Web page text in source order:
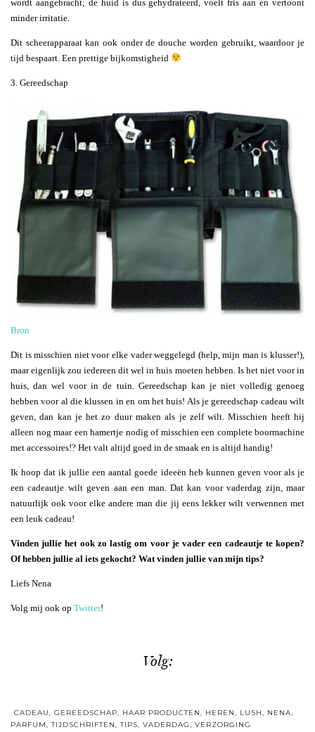
wordt aangebracht; de huid is dus gehydrateerd, voelt fris aan en vertoont
minder irritatie.
Dit scheerapparaat kan ook onder de douche worden gebruikt, waardoor je
tijd bespaart. Een prettige bijkomstigheid
3. Gereedschap
Bron
Dit is misschien niet voor elke vader weggelegd (help, mijn man is klusser!),
maar eigenlijk zou iedereen dit wel in huis moeten hebben. Is het niet voor in
huis, dan wel voor in de tuin. Gereedschap kan je niet volledig genoeg
hebben voor al die klussen in en om het huis! Als je gereedschap cadeau wilt
geven, dan kan je het zo duur maken als je zelf wilt. Misschien heeft hij
alleen nog maar een hamertje nodig of misschien een complete boormachine
met accessoires!? Het valt altijd goed in de smaak en is altijd handig!
Ik hoop dat ik jullie een aantal goede ideeën heb kunnen geven voor als je
een cadeautje wilt geven aan een man. Dat kan voor vaderdag zijn, maar
natuurlijk ook voor elke andere man die jij eens lekker wilt verwennen met
een leuk cadeau!
Vinden jullie het ook zo lastig om voor je vader een cadeautje te kopen?
Of hebben jullie al iets gekocht? Wat vinden jullie van mijn tips?
Liefs Nena
Volg mij ook op Twitter!
Volg:
CADEAU GEREEDSCHAP HAAR PRODUCTEN HEREN LUSH NENA
PARFUM
,TIJDSCHRIFTEN ,TIPS VADERDAG VERZORGING